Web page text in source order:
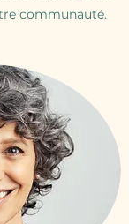
communauté.